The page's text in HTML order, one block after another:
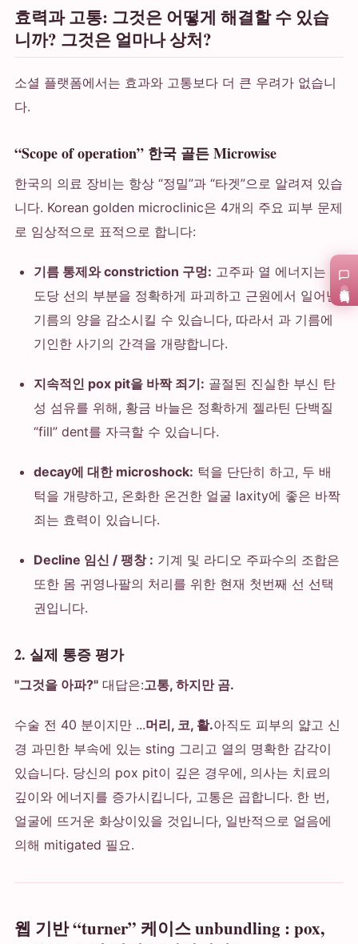
효력과 고통: 그것은 어떻게 해결할 수 있습
니까? 그것은 얼마나 상처?
소셜 플랫폼에서는 효과와 고통보다 더 큰 우려가 없습니
다.
“Scope of operation” 한국 골든 Microwise
한국의 의료 장비는 항상 “정밀”과 “타겟”으로 알려져 있습
니다. Korean golden microclinic은 4개의 주요 피부 문제
로 임상적으로 표적으로 합니다:
기름 통제와 constriction 구멍: 고주파 열 에너지는 포
도당 선의 부분을 정확하게 파괴하고 근원에서 일어난
기름의 양을 감소시킬 수 있습니다, 따라서 과 기름에
기인한 사기의 간격을 개량합니다.
지속적인 pox pit을 바짝 죄기: 골절된 진실한 부신 탄
성 섬유를 위해, 황금 바늘은 정확하게 젤라틴 단백질
“fill” dent를 자극할 수 있습니다.
decay에 대한 microshock: 턱을 단단히 하고, 두 배
턱을 개량하고, 온화한 온건한 얼굴 laxity에 좋은 바짝
죄는 효력이 있습니다.
Decline 임신 / 팽창 : 기계 및 라디오 주파수의 조합은
또한 몸 귀영나팔의 처리를 위한 현재 첫번째 선 선택
권입니다.
2. 실제 통증 평가
"그것을 아파?" 대답은:고통, 하지만 곰.
수술 전 40 분이지만 ...머리, 코, 활.아직도 피부의 얇고 신
경 과민한 부속에 있는 sting 그리고 열의 명확한 감각이
있습니다. 당신의 pox pit이 깊은 경우에, 의사는 치료의
깊이와 에너지를 증가시킵니다, 고통은 곱합니다. 한 번,
얼굴에 뜨거운 화상이있을 것입니다, 일반적으로 얼음에
의해 mitigated 필요.
웹 기반 “turner” 케이스 unbundling : pox,